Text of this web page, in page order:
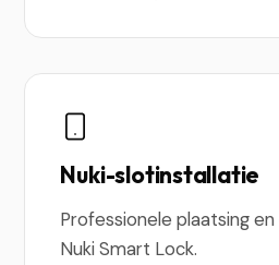
Nuki-slotinstallatie
Professionele plaatsing
Nuki Smart Lock.